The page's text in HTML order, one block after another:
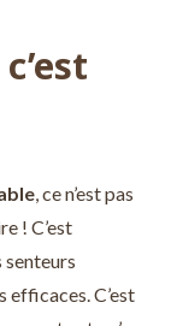
, ce n’est pas
! C’est
efficaces. C’est